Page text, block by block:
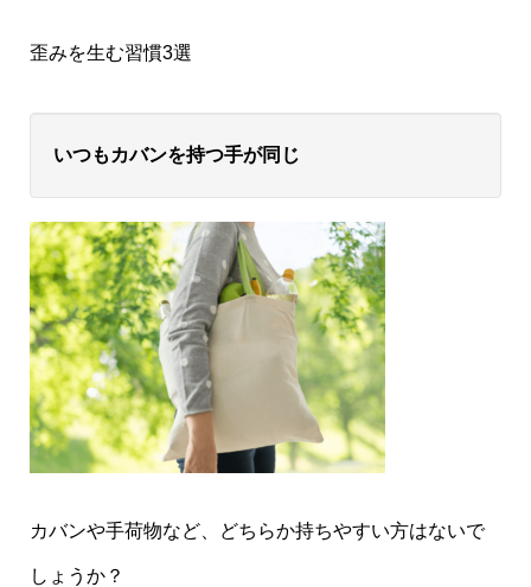
歪みを生む習慣3選
いつもカバンを持つ手が同じ
カバンや手荷物など、どちらか持ちやすい方はないで
しょうか？